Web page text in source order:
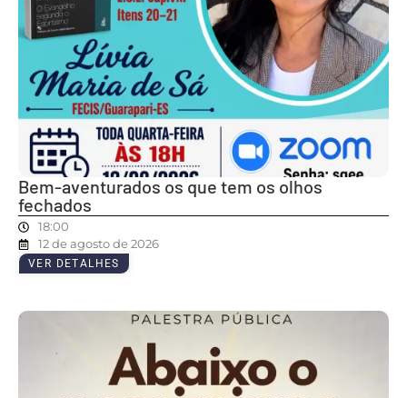
Bem-aventurados os que tem os olhos
fechados
18:00
12 de agosto de 2026
VER DETALHES